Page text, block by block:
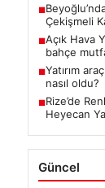
■
Çekişmeli
■Açık Hava
bahçe
■Yatırım
nasıl oldu?
■Rize’de
Heyecan
Güncel